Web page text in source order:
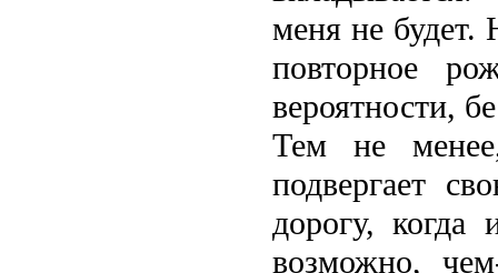
меня не будет.
повторное
вероятности,
Тем не
подвергает
дорогу, когда
возможно,